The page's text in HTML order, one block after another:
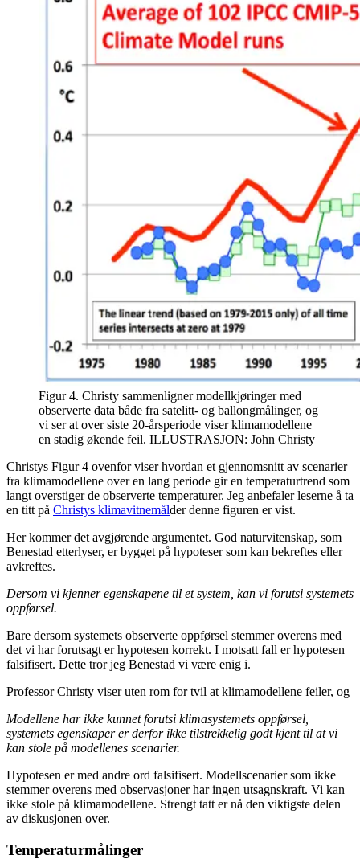
Figur 4. Christy sammenligner modellkjøringer med
observerte data både fra satelitt- og ballongmålinger, og
vi ser at over siste 20-årsperiode viser klimamodellene
en stadig økende feil. ILLUSTRASJON: John Christy
Christys Figur 4 ovenfor viser hvordan et gjennomsnitt av scenarier
fra klimamodellene over en lang periode gir en temperaturtrend som
langt overstiger de observerte temperaturer. Jeg anbefaler leserne å ta
en titt på Christys klimavitnemålder denne figuren er vist.
Her kommer det avgjørende argumentet. God naturvitenskap, som
Benestad etterlyser, er bygget på hypoteser som kan bekreftes eller
avkreftes.
Dersom vi kjenner egenskapene til et system, kan vi forutsi systemets
oppførsel.
Bare dersom systemets observerte oppførsel stemmer overens med
det vi har forutsagt er hypotesen korrekt. I motsatt fall er hypotesen
falsifisert. Dette tror jeg Benestad vi være enig i.
Professor Christy viser uten rom for tvil at klimamodellene feiler, og
Modellene har ikke kunnet forutsi klimasystemets oppførsel,
systemets egenskaper er derfor ikke tilstrekkelig godt kjent til at vi
kan stole på modellenes scenarier.
Hypotesen er med andre ord falsifisert. Modellscenarier som ikke
stemmer overens med observasjoner har ingen utsagnskraft. Vi kan
ikke stole på klimamodellene. Strengt tatt er nå den viktigste delen
av diskusjonen over.
Temperaturmålinger